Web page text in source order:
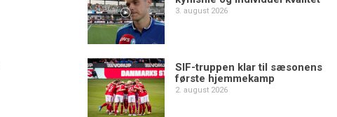
3. august 2026
SIF-truppen klar til sæsonens
første hjemmekamp
2. august 2026